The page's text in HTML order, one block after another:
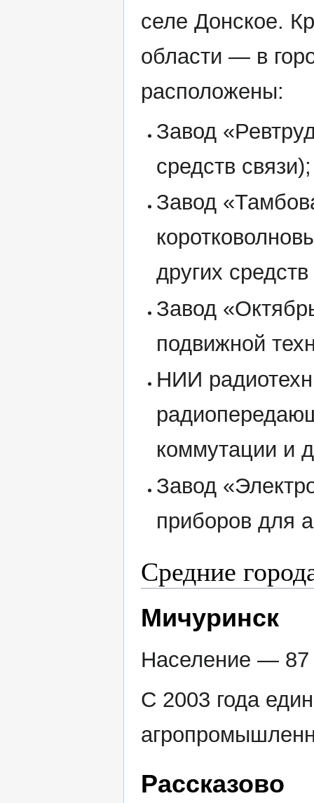
селе Донское.
области — в
расположены:
Завод
средств связи);
Завод
других
Завод
подвижной
НИИ
коммутации и
Завод
приборов для
Средние
Мичуринск
Население — 87
С 2003 года
Рассказово